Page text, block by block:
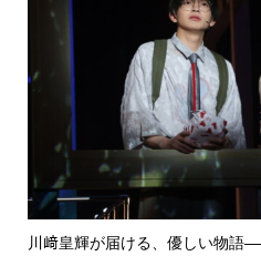
川﨑皇輝が届ける、優しい物語